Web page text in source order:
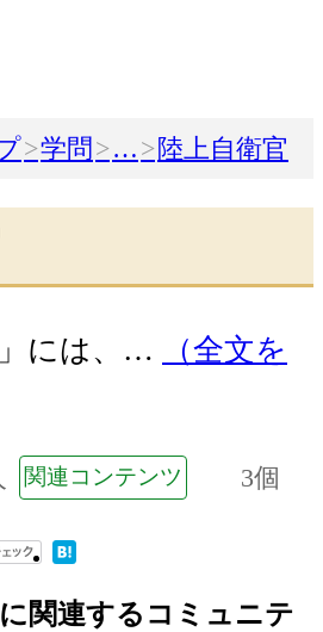
学問 … 陸上自衛官
」には、…
（全文を
関連コンテンツ 3個
に関連するコミュニテ